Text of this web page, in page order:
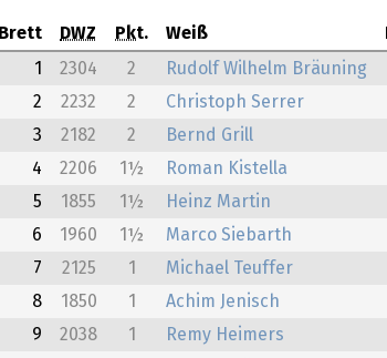
Brett DWZ Pkt. Weiß
1
2304 2 Rudolf Wilhelm Bräuning
2
2232 2 Christoph Serrer
3
2182 2 Bernd Grill
4
2206 1½ Roman Kistella
5
1855 1½ Heinz Martin
6
1960 1½ Marco Siebarth
7
2125 1 Michael Teuffer
8
1850 1 Achim Jenisch
9
2038 1 Remy Heimers